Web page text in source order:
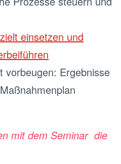
einsetzen und
vorbeugen: Ergebnisse
mit dem Seminar die